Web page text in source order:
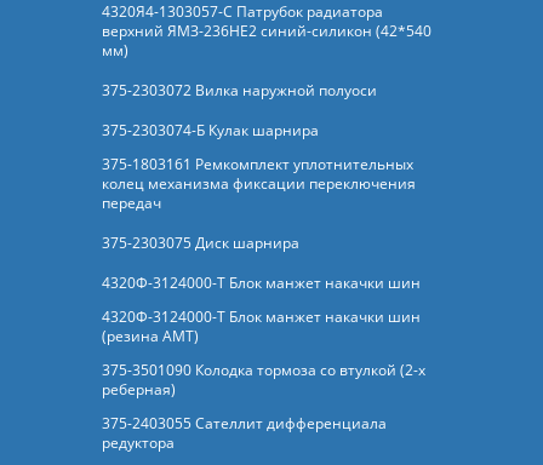
4320Я4-1303057-С Патрубок радиатора
верхний ЯМЗ-236НЕ2 синий-силикон (42*540
мм)
375-2303072 Вилка наружной полуоси
375-2303074-Б Кулак шарнира
375-1803161 Ремкомплект уплотнительных
колец механизма фиксации переключения
передач
375-2303075 Диск шарнира
4320Ф-3124000-Т Блок манжет накачки шин
4320Ф-3124000-Т Блок манжет накачки шин
(резина АМТ)
375-3501090 Колодка тормоза со втулкой (2-х
реберная)
375-2403055 Сателлит дифференциала
редуктора